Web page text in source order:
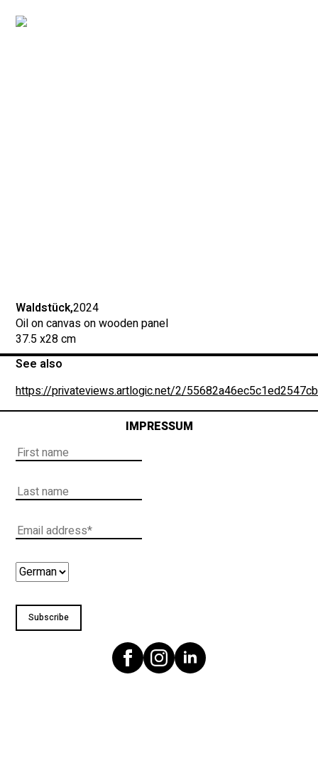
Waldstück,2024
Oil on canvas on wooden panel
37.5 x28 cm
See also
https://privateviews.artlogic.net/2/
IMPRESSUM